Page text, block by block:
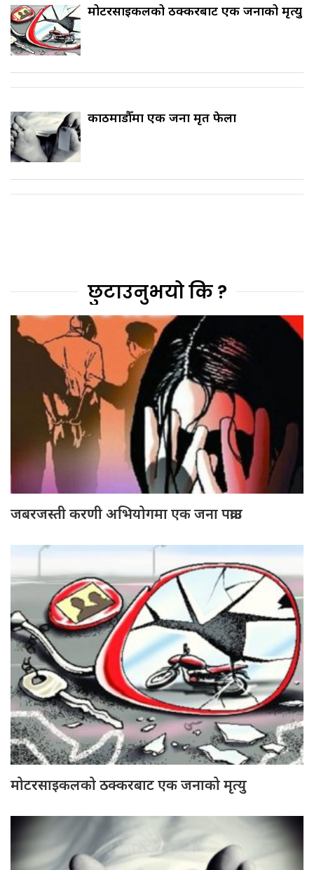
मोटरसाइकलको ठक्करबाट एक जनाको मृत्यु
काठमाडौँमा एक जना मृत फेला
छुटाउनुभयो कि ?
जबरजस्ती करणी अभियोगमा एक जना पक्राउ
मोटरसाइकलको ठक्करबाट एक जनाको मृत्यु